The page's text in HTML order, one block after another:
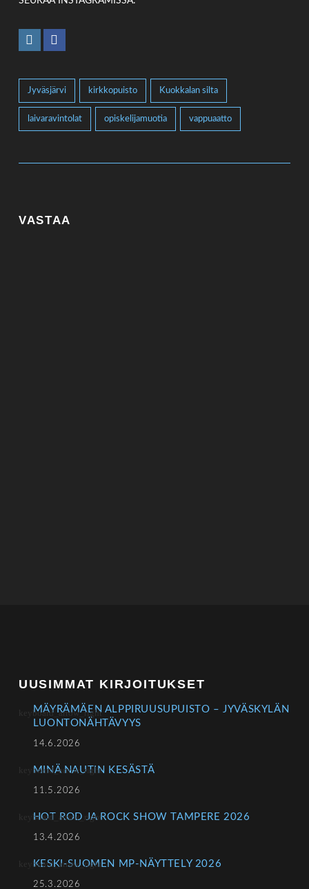
Jyväsjärvi kirkkopuisto Kuokkalan silta
laivaravintolat opiskelijamuotia vappuaatto
VASTAA
UUSIMMAT KIRJOITUKSET
MÄYRÄMÄEN ALPPIRUUSUPUISTO – JYVÄSKYLÄN
LUONTONÄHTÄVYYS
14.6.2026
MINÄ NAUTIN KESÄSTÄ
11.5.2026
HOT ROD JA ROCK SHOW TAMPERE 2026
13.4.2026
KESKI-SUOMEN MP-NÄYTTELY 2026
25.3.2026